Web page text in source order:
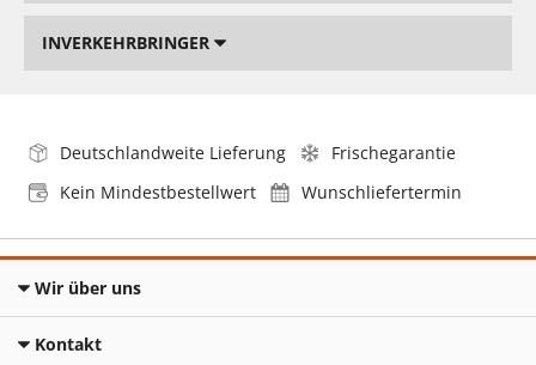
INVERKEHRBRINGER
Deutschlandweite Lieferung
Frischegarantie
Kein Mindestbestellwert
Wunschliefertermin
Wir über uns
Kontakt